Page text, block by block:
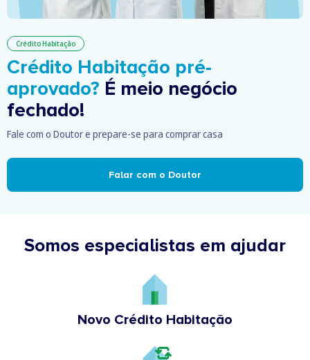
Crédito Habitação
Crédito Habitação pré-
aprovado? É meio negócio
fechado!
Fale com o Doutor e prepare-se para comprar casa
Falar com o Doutor
Somos especialistas em ajudar
Novo Crédito Habitação